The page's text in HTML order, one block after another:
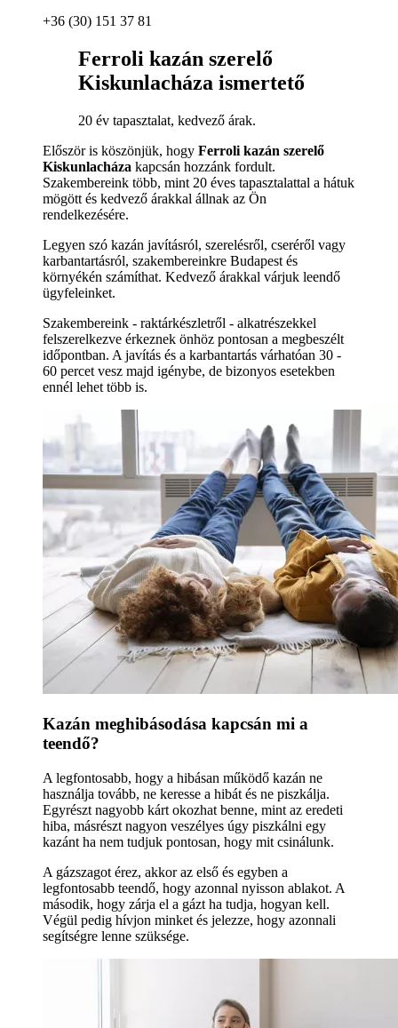
+36 (30) 151 37 81
Ferroli kazán szerelő
Kiskunlacháza ismertető
20 év tapasztalat, kedvező árak.
Először is köszönjük, hogy Ferroli kazán szerelő
Kiskunlacháza kapcsán hozzánk fordult.
Szakembereink több, mint 20 éves tapasztalattal a hátuk
mögött és kedvező árakkal állnak az Ön
rendelkezésére.
Legyen szó kazán javításról, szerelésről, cseréről vagy
karbantartásról, szakembereinkre Budapest és
környékén számíthat. Kedvező árakkal várjuk leendő
ügyfeleinket.
Szakembereink - raktárkészletről - alkatrészekkel
felszerelkezve érkeznek önhöz pontosan a megbeszélt
időpontban. A javítás és a karbantartás várhatóan 30 -
60 percet vesz majd igénybe, de bizonyos esetekben
ennél lehet több is.
Kazán meghibásodása kapcsán mi a
teendő?
A legfontosabb, hogy a hibásan működő kazán ne
használja tovább, ne keresse a hibát és ne piszkálja.
Egyrészt nagyobb kárt okozhat benne, mint az eredeti
hiba, másrészt nagyon veszélyes úgy piszkálni egy
kazánt ha nem tudjuk pontosan, hogy mit csinálunk.
A gázszagot érez, akkor az első és egyben a
legfontosabb teendő, hogy azonnal nyisson ablakot. A
második, hogy zárja el a gázt ha tudja, hogyan kell.
Végül pedig hívjon minket és jelezze, hogy azonnali
segítségre lenne szüksége.